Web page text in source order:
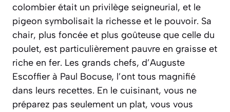
colombier était un privilège seigneurial, et le
pigeon symbolisait la richesse et le pouvoir. Sa
chair, plus foncée et plus goûteuse que celle du
poulet, est particulièrement pauvre en graisse et
riche en fer. Les grands chefs, d’Auguste
Escoffier à Paul Bocuse, l’ont tous magnifié
dans leurs recettes. En le cuisinant, vous ne
préparez pas seulement un plat, vous vous